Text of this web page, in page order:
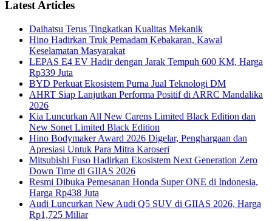
Latest Articles
Daihatsu Terus Tingkatkan Kualitas Mekanik
Hino Hadirkan Truk Pemadam Kebakaran, Kawal
Keselamatan Masyarakat
LEPAS E4 EV Hadir dengan Jarak Tempuh 600 KM, Harga
Rp339 Juta
BYD Perkuat Ekosistem Purna Jual Teknologi DM
AHRT Siap Lanjutkan Performa Positif di ARRC Mandalika
2026
Kia Luncurkan All New Carens Limited Black Edition dan
New Sonet Limited Black Edition
Hino Bodymaker Award 2026 Digelar, Penghargaan dan
Apresiasi Untuk Para Mitra Karoseri
Mitsubishi Fuso Hadirkan Ekosistem Next Generation Zero
Down Time di GIIAS 2026
Resmi Dibuka Pemesanan Honda Super ONE di Indonesia,
Harga Rp438 Juta
Audi Luncurkan New Audi Q5 SUV di GIIAS 2026, Harga
Rp1,725 Miliar